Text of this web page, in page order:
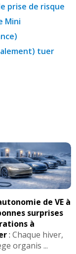
prise de risque
Mini
tuer
de VE à
surprises
à
: Chaque hiver,
organis ...